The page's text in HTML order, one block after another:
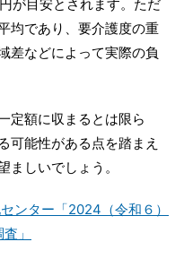
が目安とされます。ただ
均であり、要介護度の重
差などによって実際の負
定額に収まるとは限ら
可能性がある点を踏まえ
しいでしょう。
ンター「2024（令和６）
」